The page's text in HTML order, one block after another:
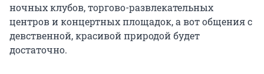
ночных клубов, торгово-развлекательных
центров и концертных площадок, а вот общения с
девственной, красивой природой будет
достаточно.